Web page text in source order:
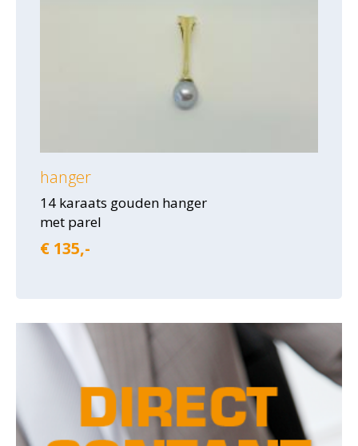
hanger
14 karaats gouden hanger
met parel
€ 135,-